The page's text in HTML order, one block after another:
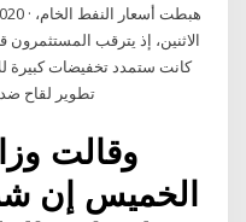
الاثنين، إذ يترقب
كانت ستمدد تخفيضات كبيرة
تطوير لقاح
وقالت
الخميس إن